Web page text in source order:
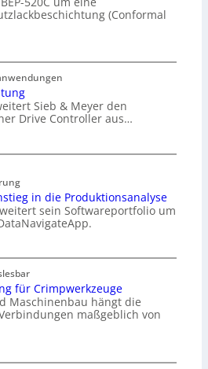
(Conformal
Sieb & Meyer den
Drive Controller aus…
in die Produktionsanalyse
sein Softwareportfolio um
für Crimpwerkzeuge
Maschinenbau hängt die
maßgeblich von